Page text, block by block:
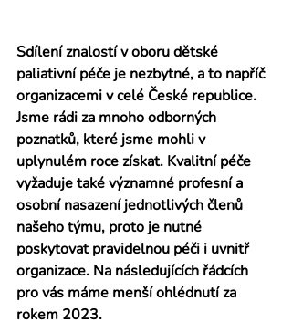
Sdílení znalostí v oboru dětské
paliativní péče je nezbytné, a to napříč
organizacemi v celé České republice.
Jsme rádi za mnoho odborných
poznatků, které jsme mohli v
uplynulém roce získat. Kvalitní péče
vyžaduje také významné profesní a
osobní nasazení jednotlivých členů
našeho týmu, proto je nutné
poskytovat pravidelnou péči i uvnitř
organizace. Na následujících řádcích
pro vás máme menší ohlédnutí za
rokem 2023.